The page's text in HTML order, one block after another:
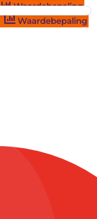
Waardebepaling
Waardebepaling